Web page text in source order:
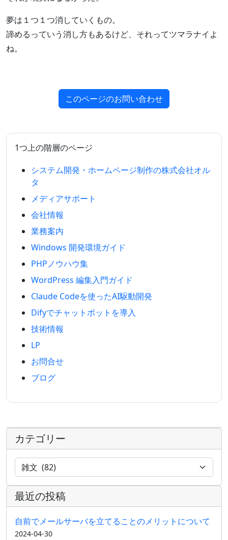
夢は１つ１つ消していくもの。
諦めるっていう消し方もあるけど、それってツマラナイよ
ね。
このページのお問い合わせ
1つ上の階層のページ
システム開発・ホームページ制作の株式会社オル
タ
メディアサポート
会社情報
業務案内
Windows 開発環境ガイド
PHPノウハウ集
WordPress 編集入門ガイド
Claude Codeを使ったAI駆動開発
Difyでチャットボットを導入
技術情報
LP
お問合せ
ブログ
カテゴリー
最近の投稿
自前でメールサーバを立てることのメリットについて
2024-04-30